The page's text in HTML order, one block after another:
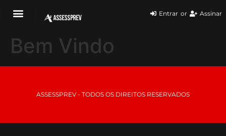
Entrar or Assinar
Bem Vindo
ASSESSPREV - TODOS OS DIREITOS RESERVADOS